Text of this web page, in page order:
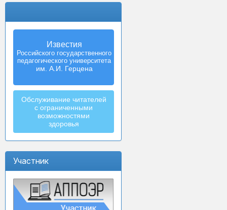
Известия
Российского государственного
педагогического университета
им. А.И. Герцена
Izvestia:
Herzen University
Journal of
Humanities & Sciences
Обслуживание читателей
с ограниченными
возможностями
здоровья
Участник